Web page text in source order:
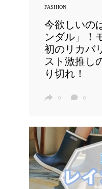
FASHION
今欲しいの
ンダル」！
初のリカバ
スト激推し
り切れ！
0 0